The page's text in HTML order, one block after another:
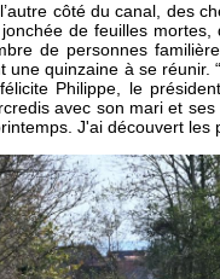
côté du canal, des
de feuilles
de personnes
une quinzaine à se réunir.
Philippe, le
avec son mari et
J'ai découvert